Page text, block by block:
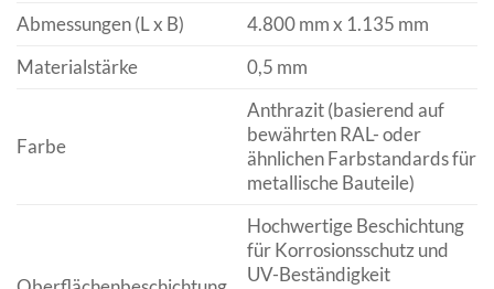
Abmessungen (L x B)
4.800 mm x 1.135 mm
Materialstärke
0,5 mm
Farbe
Anthrazit (basierend auf
bewährten RAL- oder
ähnlichen Farbstandards für
metallische Bauteile)
Hochwertige Beschichtung
für Korrosionsschutz und
UV-Beständigkeit